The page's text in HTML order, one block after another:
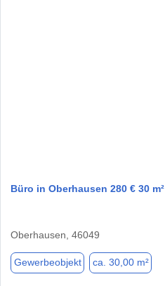
Büro in Oberhausen 280 € 30 m²
Oberhausen, 46049
Gewerbeobjekt ca. 30,00 m²